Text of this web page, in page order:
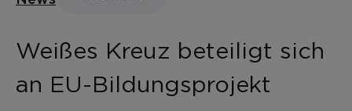
Weißes Kreuz beteiligt sich
an EU-Bildungsprojekt